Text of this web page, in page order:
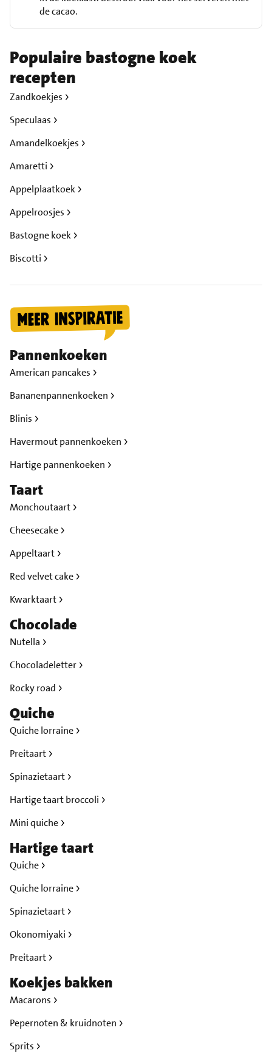
de cacao.
Populaire bastogne koek
recepten
Zandkoekjes
Speculaas
Amandelkoekjes
Amaretti
Appelplaatkoek
Appelroosjes
Bastogne koek
Biscotti
Pannenkoeken
American pancakes
Bananenpannenkoeken
Blinis
Havermout pannenkoeken
Hartige pannenkoeken
Taart
Monchoutaart
Cheesecake
Appeltaart
Red velvet cake
Kwarktaart
Chocolade
Nutella
Chocoladeletter
Rocky road
Quiche
Quiche lorraine
Preitaart
Spinazietaart
Hartige taart broccoli
Mini quiche
Hartige taart
Quiche
Quiche lorraine
Spinazietaart
Okonomiyaki
Preitaart
Koekjes bakken
Macarons
Pepernoten & kruidnoten
Sprits